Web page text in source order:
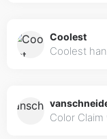
Coolest
Coolest
Color